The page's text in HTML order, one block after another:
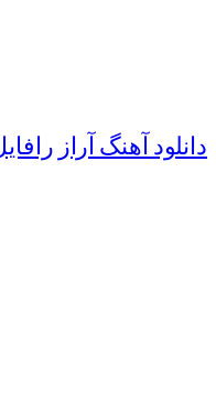
دانلود آهنگ آراز